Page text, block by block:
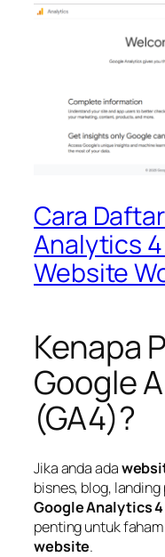
Cara
Analytics
Website
Kenapa
Google
(GA4)?
Jika anda ada
bisnes, blog,
Google Analytics 4
penting untuk faham
website.